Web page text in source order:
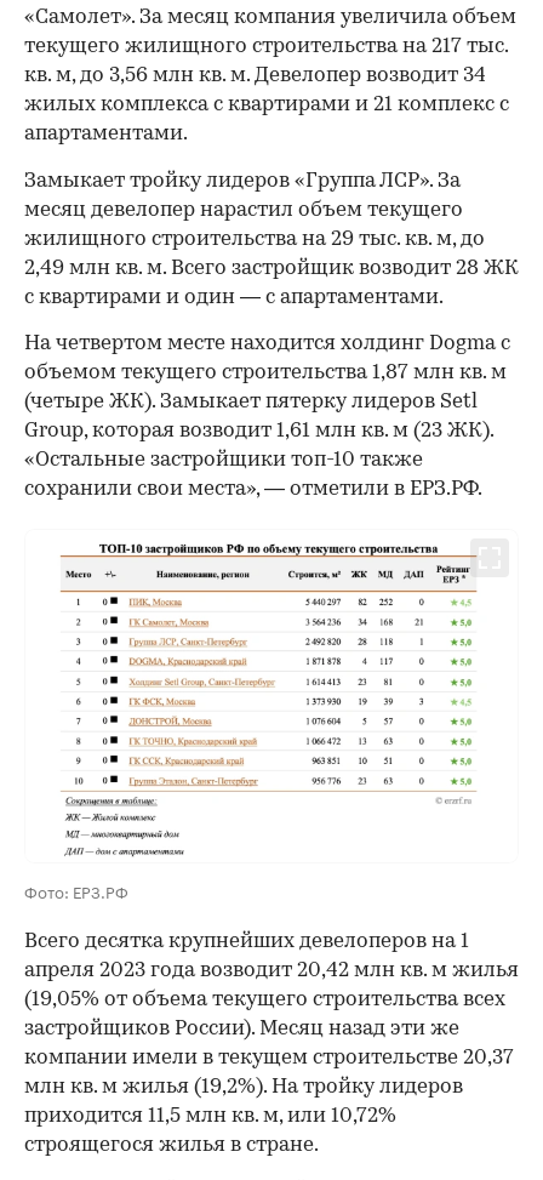
«Самолет». За месяц компания увеличила объем
текущего жилищного строительства на 217 тыс.
кв. м, до 3,56 млн кв. м. Девелопер возводит 34
жилых комплекса с квартирами и 21 комплекс с
апартаментами.
Замыкает тройку лидеров «Группа ЛСР». За
месяц девелопер нарастил объем текущего
жилищного строительства на 29 тыс. кв. м, до
2,49 млн кв. м. Всего застройщик возводит 28 ЖК
с квартирами и один — с апартаментами.
На четвертом месте находится холдинг Dogma с
объемом текущего строительства 1,87 млн кв. м
(четыре ЖК). Замыкает пятерку лидеров Setl
Group, которая возводит 1,61 млн кв. м (23 ЖК).
«Остальные застройщики топ-10 также
сохранили свои места», — отметили в ЕРЗ.РФ.
Фото: ЕРЗ.РФ
Всего десятка крупнейших девелоперов на 1
апреля 2023 года возводит 20,42 млн кв. м жилья
(19,05% от объема текущего строительства всех
застройщиков России). Месяц назад эти же
компании имели в текущем строительстве 20,37
млн кв. м жилья (19,2%). На тройку лидеров
приходится 11,5 млн кв. м, или 10,72%
строящегося жилья в стране.